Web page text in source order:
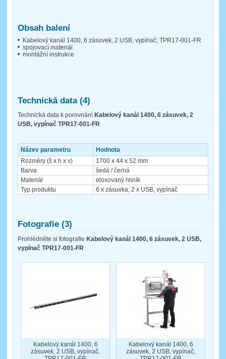
Obsah balení
Kabelový kanál 1400, 6 zásuvek, 2 USB, vypínač, TPR17-001-FR
spojovací materiál
montážní instrukce
Technická data (4)
Technická data k porovnání Kabelový kanál 1400, 6 zásuvek, 2
USB, vypínač TPR17-001-FR
Název parametru
Hodnota
Rozměry (š x h x v)
1700 x 44 x 52 mm
Barva
šedá / černá
Materiál
eloxovaný hliník
Typ produktu
6 x zásuvka, 2 x USB, vypínač
Fotografie (3)
Prohlédněte si fotografie Kabelový kanál 1400, 6 zásuvek, 2 USB,
vypínač TPR17-001-FR
Kabelový kanál 1400, 6
zásuvek, 2 USB, vypínač,
Kabelový kanál 1400, 6
zásuvek, 2 USB, vypínač,